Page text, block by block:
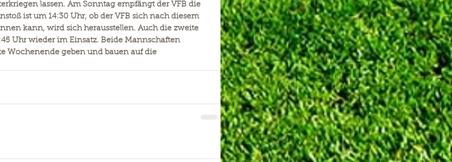
lassen. Am Sonntag empfängt der VFB die
ist um 14:30 Uhr, ob der VFB sich nach diesem
kann, wird sich herausstellen. Auch die zweite
Uhr wieder im Einsatz. Beide Mannschaften
Wochenende geben und bauen auf die